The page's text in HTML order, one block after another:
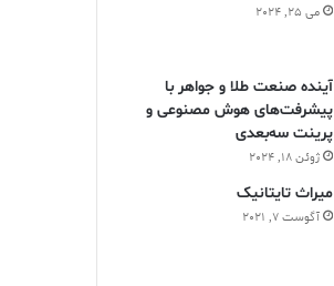
می 25, 2024
آینده صنعت طلا و جواهر با
پیشرفت‌های هوش مصنوعی و
پرینت سه‌بعدی
ژوئن 18, 2024
ميراث تايتانيک
آگوست 7, 2021